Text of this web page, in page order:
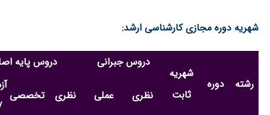
شهریه دوره مجازی کارشناسی ارشد:
رشته دوره
شهریه
ثابت
دروس جبرانی دروس پایه
نظری عملی نظری تخصصی